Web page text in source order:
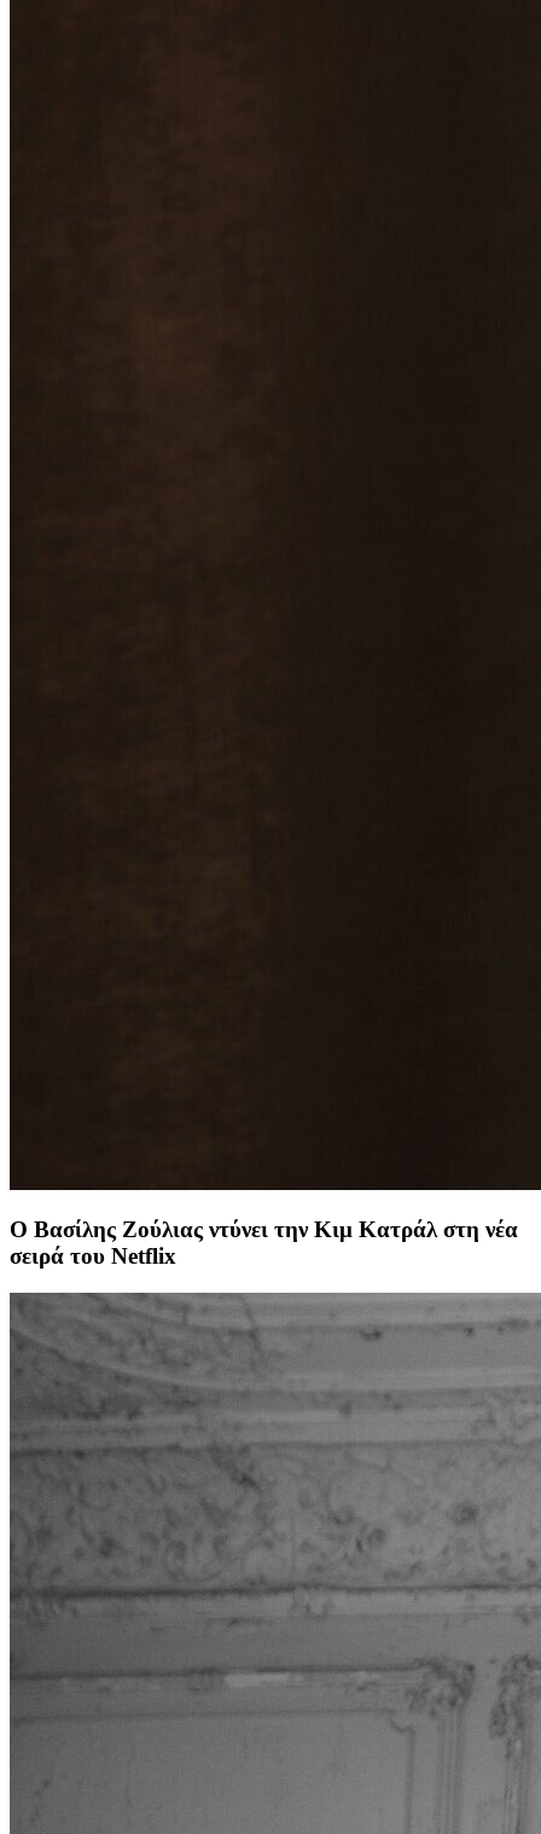
Ο Βασίλης Ζούλιας ντύνει την Κιμ Κατράλ στη νέα
σειρά του Netflix